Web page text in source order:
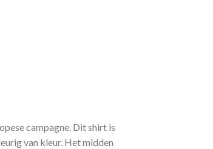
campagne. Dit shirt is
van kleur. Het midden